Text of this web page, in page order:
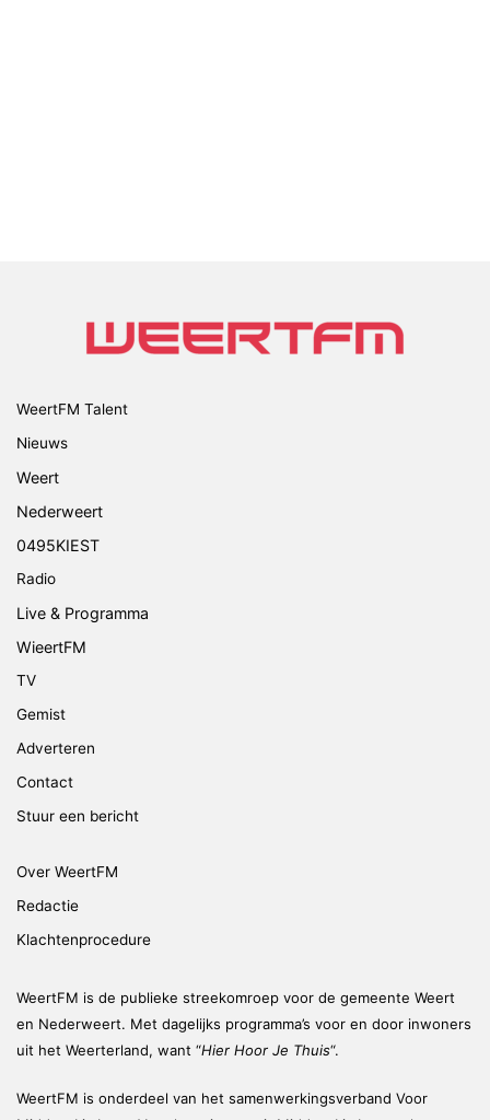
WeertFM Talent
Nieuws
Weert
Nederweert
0495KIEST
Radio
Live & Programma
WieertFM
TV
Gemist
Adverteren
Contact
Stuur een bericht
Over WeertFM
Redactie
Klachtenprocedure
WeertFM is de publieke streekomroep voor de gemeente Weert
en Nederweert. Met dagelijks programma’s voor en door inwoners
uit het Weerterland, want “Hier Hoor Je Thuis“.
WeertFM is onderdeel van het samenwerkingsverband Voor